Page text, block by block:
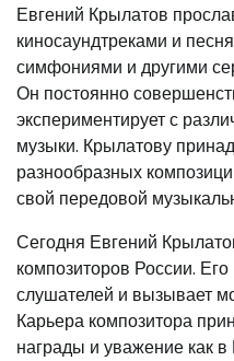
Евгений Крылатов
киносаундтреками и
симфониями и другими
Он постоянно
экспериментирует с
музыки. Крылатову
разнообразных
свой передовой
Сегодня Евгений
композиторов России.
слушателей и вызывает
Карьера композитора
награды и уважение как